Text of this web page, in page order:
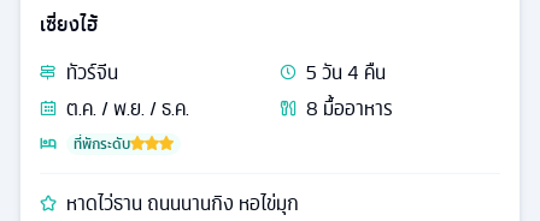
เซี่ยงไฮ้
ทัวร์จีน 5วัน4 คืน
ต.ค. / พ.ย. / ธ.ค.
8 มื้ออาหาร
ที่พักระดับ
หาดไว่ธาน ถนนนานกิง หอไข่มุก